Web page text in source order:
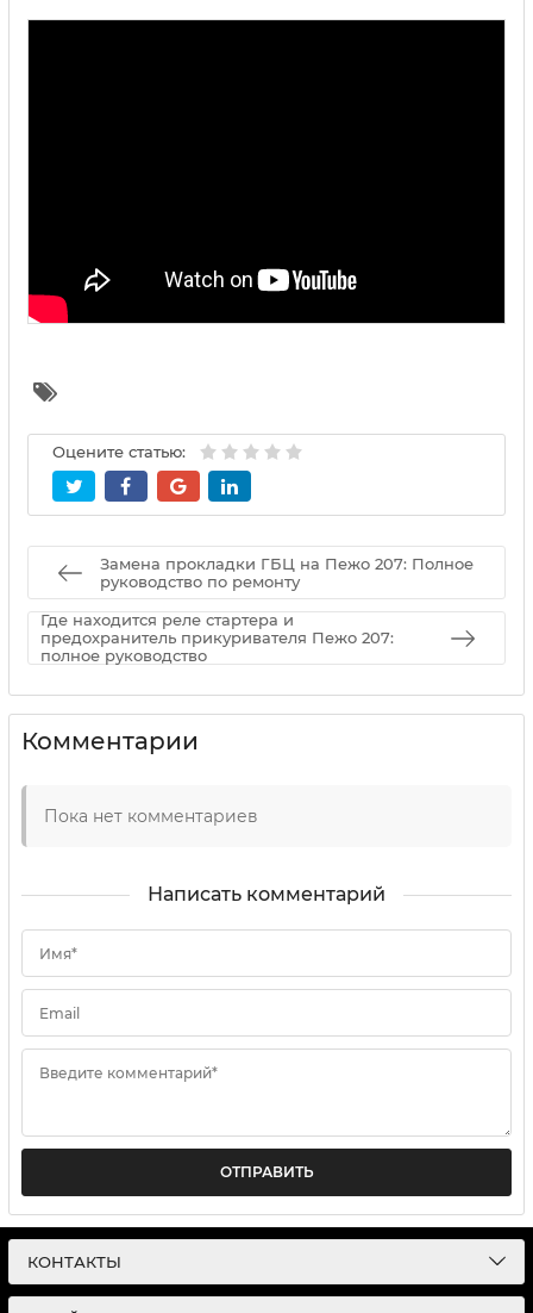
Оцените статью:
Замена прокладки ГБЦ на Пежо 207: Полное
руководство по ремонту
Где находится реле стартера и
предохранитель прикуривателя Пежо 207:
полное руководство
Комментарии
Пока нет комментариев
Написать комментарий
Имя*
Email
Введите комментарий*
ОТПРАВИТЬ
КОНТАКТЫ